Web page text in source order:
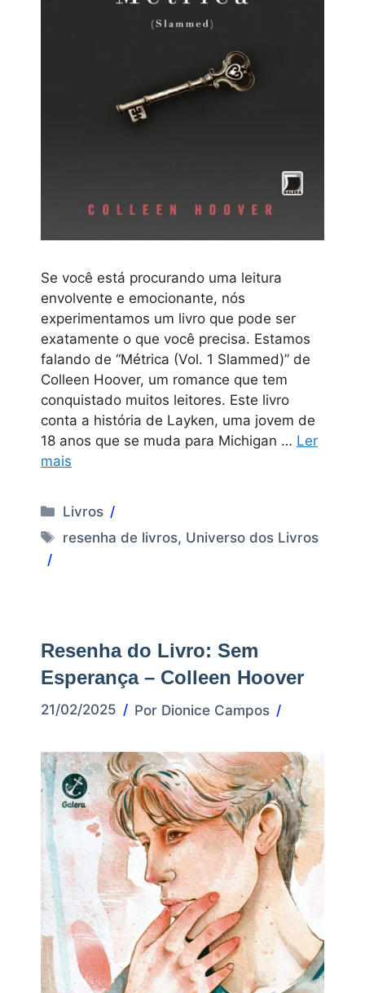
Se você está procurando uma leitura
envolvente e emocionante, nós
experimentamos um livro que pode ser
exatamente o que você precisa. Estamos
falando de “Métrica (Vol. 1 Slammed)” de
Colleen Hoover, um romance que tem
conquistado muitos leitores. Este livro
conta a história de Layken, uma jovem de
18 anos que se muda para Michigan … Ler
mais
Categorias
Livros
Tags
resenha de livros, Universo dos Livros
Resenha do Livro: Sem
Esperança – Colleen Hoover
21/02/2025 Por Dionice Campos